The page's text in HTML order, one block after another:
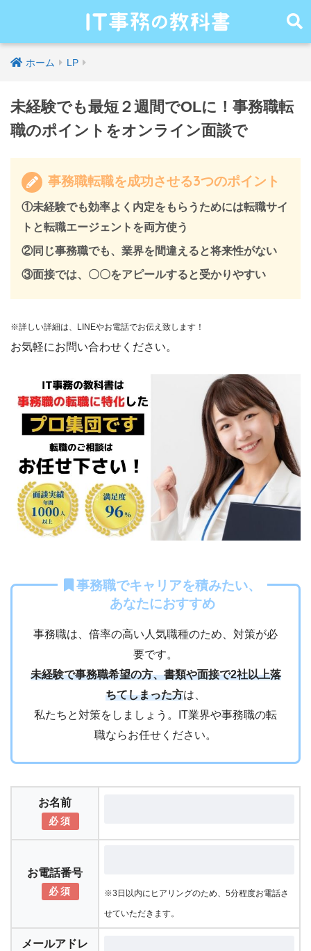
ホーム LP
未経験でも最短２週間でOLに！事務職転
職のポイントをオンライン面談で
事務職転職を成功させる3つのポイント
①未経験でも効率よく内定をもらうためには転職サイ
トと転職エージェントを両方使う
②同じ事務職でも、業界を間違えると将来性がない
③面接では、〇〇をアピールすると受かりやすい
※詳しい詳細は、LINEやお電話でお伝え致します！
お気軽にお問い合わせください。
事務職でキャリアを積みたい、
あなたにおすすめ
事務職は、倍率の高い人気職種のため、対策が必
要です。
未経験で事務職希望の方、書類や面接で2社以上落
ちてしまった方は、
私たちと対策をしましょう。IT業界や事務職の転
職ならお任せください。
お名前
必須
お電話番号
必須 ※3日以内にヒアリングのため、5分程度お電話さ
せていただきます。
メールアドレ